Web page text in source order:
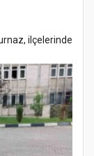
ilçelerinde